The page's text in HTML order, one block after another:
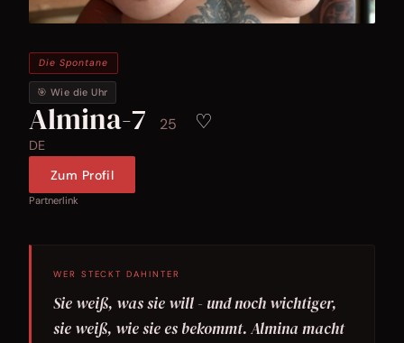
Die Spontane
🎯 Wie die Uhr
Almina-7 25 ♡
DE
Zum Profil
Partnerlink
WER STECKT DAHINTER
Sie weiß, was sie will - und noch wichtiger,
sie weiß, wie sie es bekommt. Almina macht